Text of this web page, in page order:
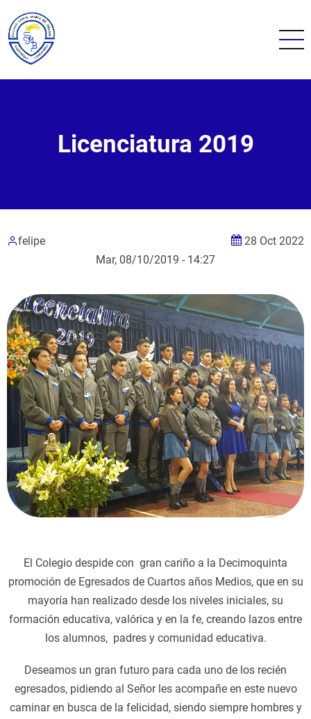
Pasar
al
contenido
principal
Licenciatura 2019
felipe
28 Oct 2022
Mar, 08/10/2019 - 14:27
El Colegio despide con gran cariño a la Decimoquinta
promoción de Egresados de Cuartos años Medios, que en su
mayoría han realizado desde los niveles iniciales, su
formación educativa, valórica y en la fe, creando lazos entre
los alumnos, padres y comunidad educativa.
Deseamos un gran futuro para cada uno de los recién
egresados, pidiendo al Señor les acompañe en este nuevo
caminar en busca de la felicidad, siendo siempre hombres y